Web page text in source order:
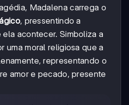
Madalena carrega o
, pressentindo a
acontecer. Simboliza a
uma moral religiosa que a
representando o
amor e pecado, presente